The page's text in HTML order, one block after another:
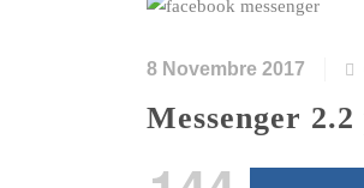
8 Novembre 2017
Messenger